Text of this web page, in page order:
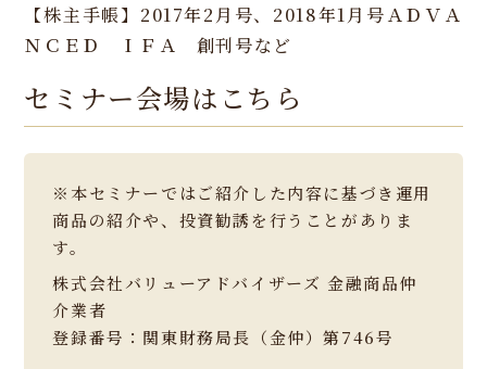
【株主手帳】2017年2月号、2018年1月号ＡＤＶＡ
ＮＣＥＤ ＩＦＡ 創刊号など
セミナー会場はこちら
※本セミナーではご紹介した内容に基づき運用
商品の紹介や、投資勧誘を行うことがありま
す。
株式会社バリューアドバイザーズ 金融商品仲
介業者
登録番号：関東財務局長（金仲）第746号